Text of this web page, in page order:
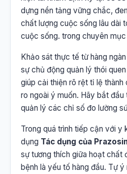
dựng nền tảng vững chắc,
chất lượng cuộc sống lâu dài
cuộc sống. trong chuyên mục
Khảo sát thực tế từ hàng
sự chủ động quản lý thói
giúp cải thiện rõ rệt tỉ lệ thành
ro ngoài ý muốn. Hãy bắt
quản lý các chỉ số đo lường
Trong quá trình tiếp cận với y
dụng Tác dụng của
sự tương thích giữa hoạt chất
bệnh là yếu tố hàng đầu. Tự